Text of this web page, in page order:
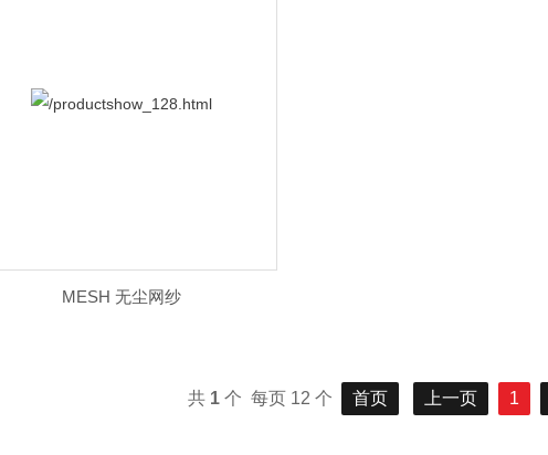
MESH 无尘网纱
共 1 个 每页 12 个 首页 上一页 1